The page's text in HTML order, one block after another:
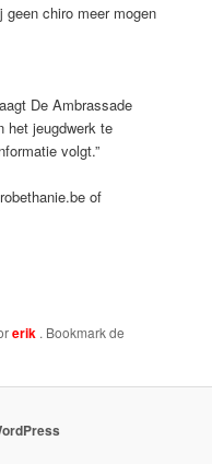
geen chiro meer mogen
De Ambrassade
het jeugdwerk te
volgt.”
of
erik . Bookmark de